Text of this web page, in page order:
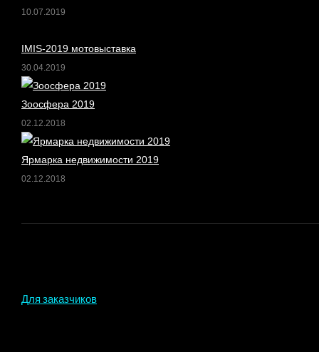
10.07.2019
IMIS-2019 мотовыставка
30.04.2019
Зоосфера 2019
02.12.2018
Ярмарка недвижимости 2019
02.12.2018
Для заказчиков